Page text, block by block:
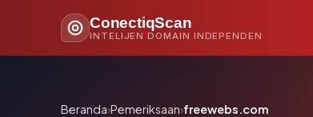
ConectiqScan
INTELIJEN DOMAIN INDEPENDEN
Beranda›Pemeriksaan›freewebs.com